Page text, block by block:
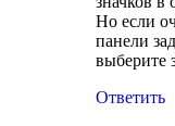
Но если
панели
выберите
Ответить